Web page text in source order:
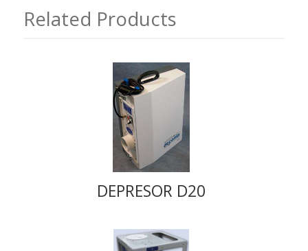
Related Products
DEPRESOR D20